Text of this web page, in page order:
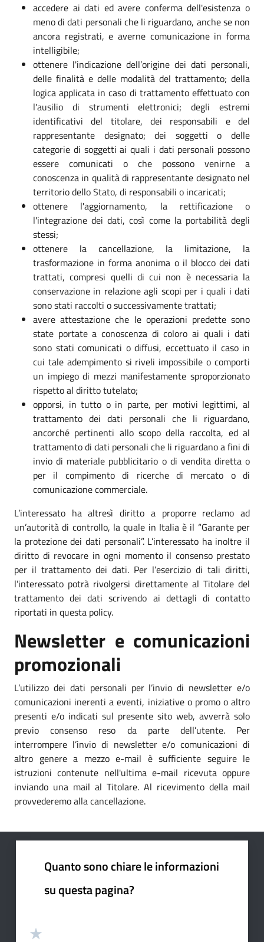
accedere ai dati ed avere conferma dell'esistenza o
meno di dati personali che li riguardano, anche se non
ancora registrati, e averne comunicazione in forma
intelligibile;
ottenere l'indicazione dell’origine dei dati personali,
delle finalità e delle modalità del trattamento; della
logica applicata in caso di trattamento effettuato con
l'ausilio di strumenti elettronici; degli estremi
identificativi del titolare, dei responsabili e del
rappresentante designato; dei soggetti o delle
categorie di soggetti ai quali i dati personali possono
essere comunicati o che possono venirne a
conoscenza in qualità di rappresentante designato nel
territorio dello Stato, di responsabili o incaricati;
ottenere l'aggiornamento, la rettificazione o
l'integrazione dei dati, così come la portabilità degli
stessi;
ottenere la cancellazione, la limitazione, la
trasformazione in forma anonima o il blocco dei dati
trattati, compresi quelli di cui non è necessaria la
conservazione in relazione agli scopi per i quali i dati
sono stati raccolti o successivamente trattati;
avere attestazione che le operazioni predette sono
state portate a conoscenza di coloro ai quali i dati
sono stati comunicati o diffusi, eccettuato il caso in
cui tale adempimento si riveli impossibile o comporti
un impiego di mezzi manifestamente sproporzionato
rispetto al diritto tutelato;
opporsi, in tutto o in parte, per motivi legittimi, al
trattamento dei dati personali che li riguardano,
ancorché pertinenti allo scopo della raccolta, ed al
trattamento di dati personali che li riguardano a fini di
invio di materiale pubblicitario o di vendita diretta o
per il compimento di ricerche di mercato o di
comunicazione commerciale.
L’interessato ha altresì diritto a proporre reclamo ad
un’autorità di controllo, la quale in Italia è il “Garante per
la protezione dei dati personali”. L’interessato ha inoltre il
diritto di revocare in ogni momento il consenso prestato
per il trattamento dei dati. Per l’esercizio di tali diritti,
l’interessato potrà rivolgersi direttamente al Titolare del
trattamento dei dati scrivendo ai dettagli di contatto
riportati in questa policy.
Newsletter e comunicazioni
promozionali
L’utilizzo dei dati personali per l’invio di newsletter e/o
comunicazioni inerenti a eventi, iniziative o promo o altro
presenti e/o indicati sul presente sito web, avverrà solo
previo consenso reso da parte dell’utente. Per
interrompere l’invio di newsletter e/o comunicazioni di
altro genere a mezzo e-mail è sufficiente seguire le
istruzioni contenute nell'ultima e-mail ricevuta oppure
inviando una mail al Titolare. Al ricevimento della mail
provvederemo alla cancellazione.
Quanto sono chiare le informazioni
su questa pagina?